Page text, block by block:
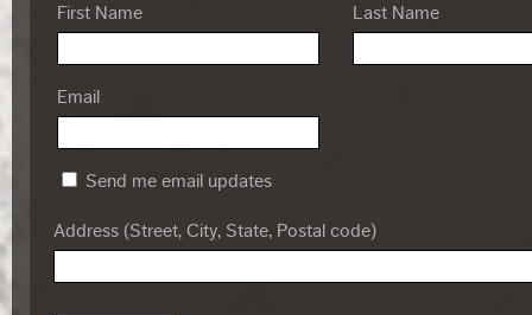
First Name Last Name
Email
Send me email updates
Address (Street, City, State, Postal code)